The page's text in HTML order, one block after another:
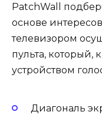
PatchWall
основе
телевизором
пульта, который,
устройством
Диагональ